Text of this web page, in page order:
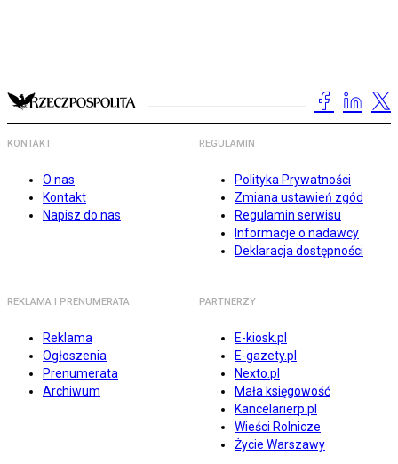
KONTAKT
O nas
Kontakt
Napisz do nas
REGULAMIN
Polityka Prywatności
Zmiana ustawień zgód
Regulamin serwisu
Informacje o nadawcy
Deklaracja dostępności
REKLAMA I PRENUMERATA
Reklama
Ogłoszenia
Prenumerata
Archiwum
PARTNERZY
E-kiosk.pl
E-gazety.pl
Nexto.pl
Mała księgowość
Kancelarierp.pl
Wieści Rolnicze
Życie Warszawy